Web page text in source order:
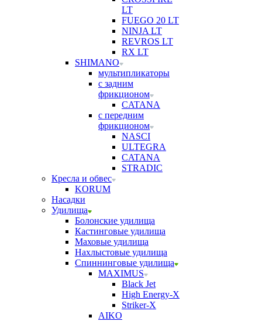
LT
FUEGO 20 LT
NINJA LT
REVROS LT
RX LT
SHIMANO
мультипликаторы
с задним
фрикционом
CATANA
с передним
фрикционом
NASCI
ULTEGRA
CATANA
STRADIC
Кресла и обвес
KORUM
Насадки
Удилища
Болонские удилища
Кастинговые удилища
Маховые удилища
Нахлыстовые удилища
Спиннинговые удилища
MAXIMUS
Black Jet
High Energy-X
Striker-X
AIKO